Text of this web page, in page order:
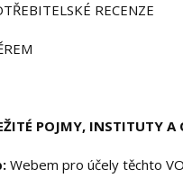
RECENZE
POJMY, INSTITUTY A
Webem pro účely těchto